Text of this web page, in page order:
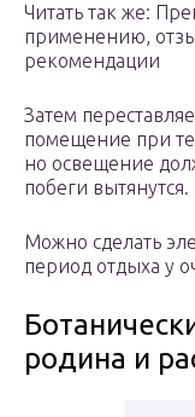
Читать так же:
применению,
рекомендации
Затем
помещение при
но освещение
побеги вытянутся.
Можно сделать
период отдыха у
родина и